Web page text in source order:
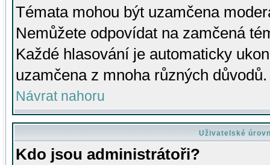
Témata mohou být uzamčena
Nemůžete odpovídat na zamčená
Každé hlasování je automaticky
uzamčena z mnoha různých důvodů.
Návrat nahoru
Uživatelské
Kdo jsou administrátoři?